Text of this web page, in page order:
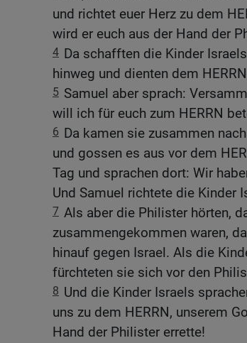
und richtet euer Herz zu dem
wird er euch aus der Hand der
4 Da schafften die Kinder
hinweg und dienten dem
5 Samuel aber sprach:
will ich für euch zum HERRN
6 Da kamen sie zusammen
und gossen es aus vor dem
Tag und sprachen dort: Wir
Und Samuel richtete die Kinder
7 Als aber die Philister hörten,
zusammengekommen waren,
hinauf gegen Israel. Als die
fürchteten sie sich vor den
8 Und die Kinder Israels
uns zu dem HERRN, unserem
Hand der Philister errette!